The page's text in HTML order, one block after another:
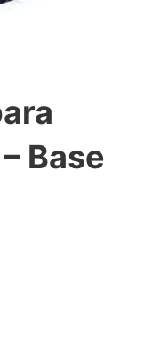
Base
con clemas cantidad